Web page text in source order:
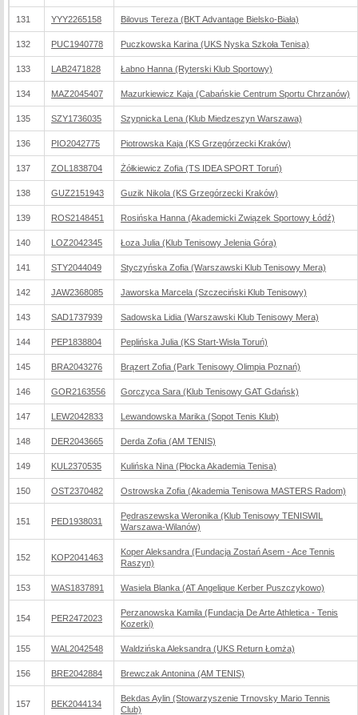
131 YYY2265158 Bilovus Tereza (BKT Advantage Bielsko-Biała)
132 PUC1940778 Puczkowska Karina (UKS Nyska Szkoła Tenisa)
133 LAB2471828 Łabno Hanna (Ryterski Klub Sportowy)
134 MAZ2045407 Mazurkiewicz Kaja (Cabańskie Centrum Sportu Chrzanów)
135 SZY1736035 Szypnicka Lena (Klub Miedzeszyn Warszawa)
136 PIO2042775 Piotrowska Kaja (KS Grzegórzecki Kraków)
137 ZOL1838704 Żółkiewicz Zofia (TS IDEA SPORT Toruń)
138 GUZ2151943 Guzik Nikola (KS Grzegórzecki Kraków)
139 ROS2148451 Rosińska Hanna (Akademicki Związek Sportowy Łódź)
140 LOZ2042345 Łoza Julia (Klub Tenisowy Jelenia Góra)
141 STY2044049 Styczyńska Zofia (Warszawski Klub Tenisowy Mera)
142 JAW2368085 Jaworska Marcela (Szczeciński Klub Tenisowy)
143 SAD1737939 Sadowska Lidia (Warszawski Klub Tenisowy Mera)
144 PEP1838804 Peplińska Julia (KS Start-Wisła Toruń)
145 BRA2043276 Brązert Zofia (Park Tenisowy Olimpia Poznań)
146 GOR2163556 Gorczyca Sara (Klub Tenisowy GAT Gdańsk)
147 LEW2042833 Lewandowska Marika (Sopot Tenis Klub)
148 DER2043665 Derda Zofia (AM TENIS)
149 KUL2370535 Kulińska Nina (Płocka Akademia Tenisa)
150 OST2370482 Ostrowska Zofia (Akademia Tenisowa MASTERS Radom)
151 PED1938031
Pędraszewska Weronika (Klub Tenisowy TENISWIL
Warszawa-Wilanów)
152 KOP2041463
Koper Aleksandra (Fundacja Zostań Asem - Ace Tennis
Raszyn)
153 WAS1837891 Wasiela Blanka (AT Angelique Kerber Puszczykowo)
154 PER2472023
Perzanowska Kamila (Fundacja De Arte Athletica - Tenis
Kozerki)
155 WAL2042548 Waldzińska Aleksandra (UKS Return Łomża)
156 BRE2042884 Brewczak Antonina (AM TENIS)
157 BEK2044134
Bekdas Aylin (Stowarzyszenie Trnovsky Mario Tennis
Club)